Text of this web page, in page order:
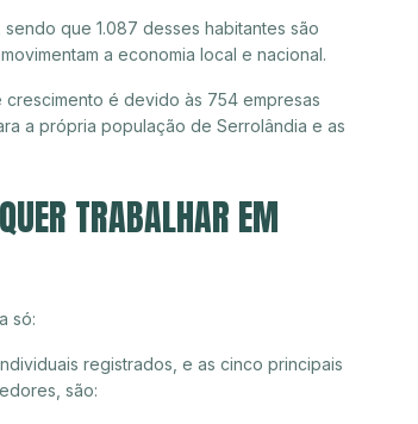
que 1.087 desses habitantes são
a economia local e nacional.
é devido às 754 empresas
a própria população de Serrolândia e as
TRABALHAR EM
só:
registrados, e as cinco principais
são: